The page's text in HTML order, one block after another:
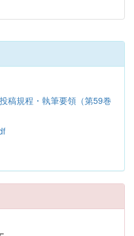
稿規程・執筆要領（第59巻